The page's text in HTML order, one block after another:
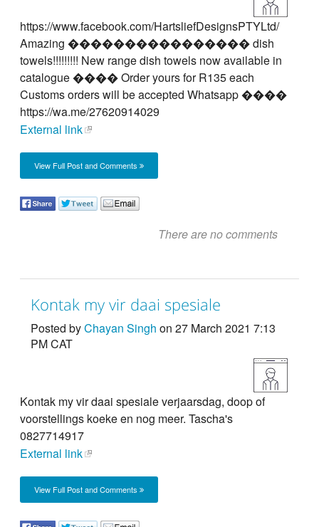
https://www.facebook.com/HartsliefDesignsPTYLtd/
Amazing ���������������� dish
towels!!!!!!!!! New range dish towels now available in
catalogue ���� Order yours for R135 each
Customs orders will be accepted Whatsapp ����
https://wa.me/27620914029
External link
View Full Post and Comments
There are no comments
Kontak my vir daai spesiale
Posted byChayan Singh on 27 March 2021 7:13
PM CAT
Kontak my vir daai spesiale verjaarsdag, doop of
voorstellings koeke en nog meer. Tascha's
0827714917
External link
View Full Post and Comments